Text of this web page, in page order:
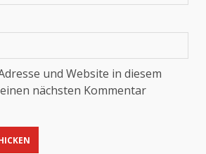
und Website in diesem
nächsten Kommentar